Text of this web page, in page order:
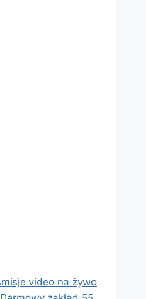
video na żywo